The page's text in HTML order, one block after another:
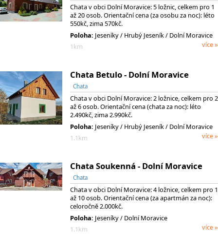
Chata v obci Dolní Moravice: 5 ložnic, celkem pro 1
až 20 osob. Orientační cena (za osobu za noc): léto
550kč, zima 570kč.
Poloha: Jeseníky/ Hrubý Jeseník/ Dolní Moravice
1km
více »
Chata Betulo - Dolní Moravice
Chata
Chata v obci Dolní Moravice: 2 ložnice, celkem pro 2
až 6 osob. Orientační cena (chata za noc): léto
2.490kč, zima 2.990kč.
Poloha: Jeseníky/ Hrubý Jeseník/ Dolní Moravice
1.1km
více »
Chata Soukenná - Dolní Moravice
Chata
Chata v obci Dolní Moravice: 4 ložnice, celkem pro 1
až 10 osob. Orientační cena (za apartmán za noc):
celoročně 2.000kč.
Poloha: Jeseníky / Dolní Moravice
1.1km
více »